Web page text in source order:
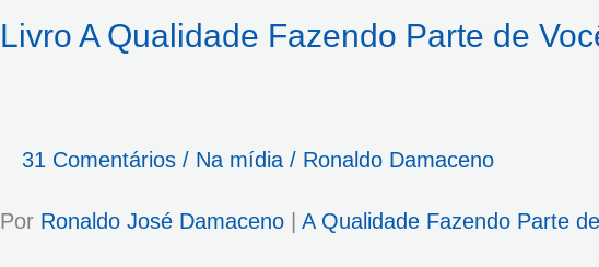
Livro A Qualidade Fazendo Parte de
31 Comentários / Na mídia / Ronaldo Damaceno
Por Ronaldo José Damaceno A Qualidade Fazendo Parte